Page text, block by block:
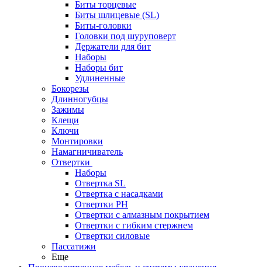
Биты торцевые
Биты шлицевые (SL)
Биты-головки
Головки под шуруповерт
Держатели для бит
Наборы
Наборы бит
Удлиненные
Бокорезы
Длинногубцы
Зажимы
Клещи
Ключи
Монтировки
Намагничиватель
Отвертки
Наборы
Отвертка SL
Отвертка с насадками
Отвертки PH
Отвертки с алмазным покрытием
Отвертки с гибким стержнем
Отвертки силовые
Пассатижи
Еще